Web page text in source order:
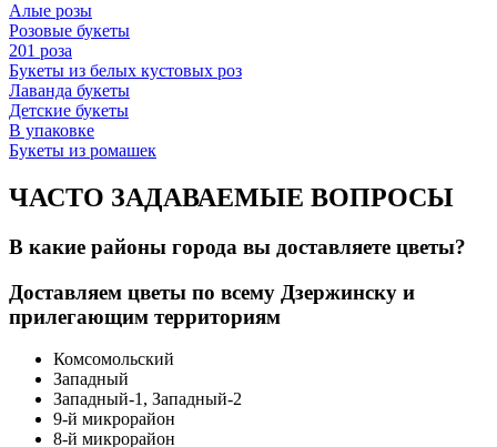
Алые розы
Розовые букеты
201 роза
Букеты из белых кустовых роз
Лаванда букеты
Детские букеты
В упаковке
Букеты из ромашек
ЧАСТО ЗАДАВАЕМЫЕ ВОПРОСЫ
В какие районы города вы доставляете цветы?
Доставляем цветы по всему Дзержинску и
прилегающим территориям
Комсомольский
Западный
Западный-1, Западный-2
9-й микрорайон
8-й микрорайон